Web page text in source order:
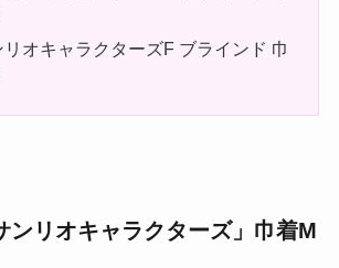
リオキャラクターズF ブラインド 巾
ンリオキャラクターズ」巾着M